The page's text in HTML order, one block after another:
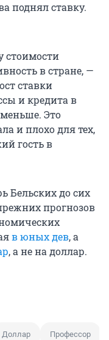
поднял ставку.
стоимости
в стране, —
ставки
и кредита в
Это
и плохо для тех,
гость в
Бельских до сих
прогнозов
в юных дев, а
, а не на доллар.
Доллар Профессор